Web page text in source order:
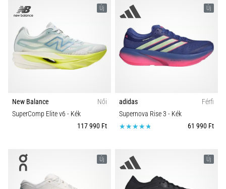
Új
New Balance
Női
SuperComp Elite v6 - Kék
117 990 Ft
Új
adidas
Férfi
Supernova Rise 3 - Kék
61 990 Ft
Új Új